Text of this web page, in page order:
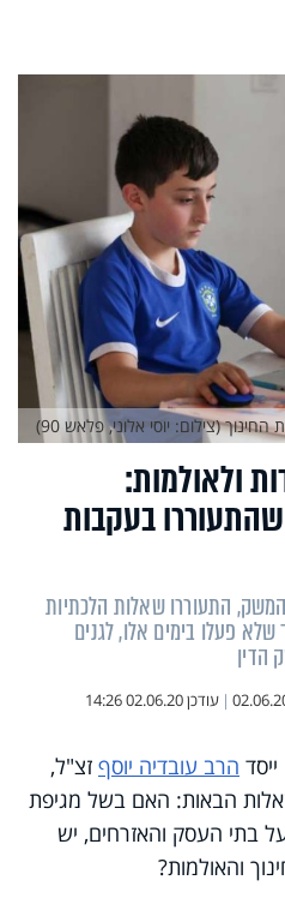
ולאולמות:
בעקבות
התעוררו שאלות הלכתיות
פעלו בימים אלו, לגנים
הדין
| עודכן02.06.20 14:26
(צילום: יוסי אלוני, פלאש 90)
הרב עובדיה יוסף זצ"ל,
הבאות: האם בשל מגיפת
בתי העסק והאזרחים, יש
והאולמות?